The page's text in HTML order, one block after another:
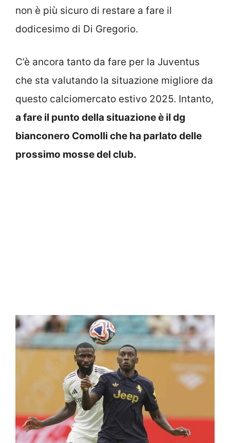
non è più sicuro di restare a fare il
dodicesimo di Di Gregorio.
C’è ancora tanto da fare per la Juventus
che sta valutando la situazione migliore da
questo calciomercato estivo 2025. Intanto,
a fare il punto della situazione è il dg
bianconero Comolli che ha parlato delle
prossimo mosse del club.